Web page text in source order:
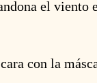
el viento
con la